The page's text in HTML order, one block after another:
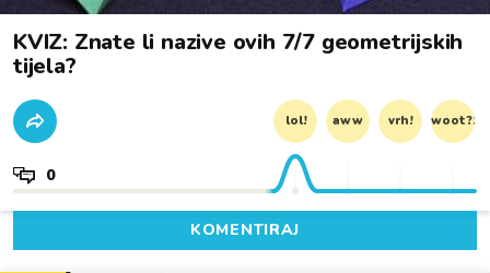
KVIZ: Znate li nazive ovih 7/7 geometrijskih
tijela?
lol! aww vrh! woot?!
0
KOMENTIRAJ